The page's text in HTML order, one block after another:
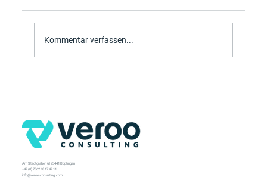
Vorlagen im Griff
Kommentar verfassen...
Am Stadtgraben 6 | 73441 Bopfingen
+49 (0) 7362 / 8 17 49 11
info@veroo-consulting.com